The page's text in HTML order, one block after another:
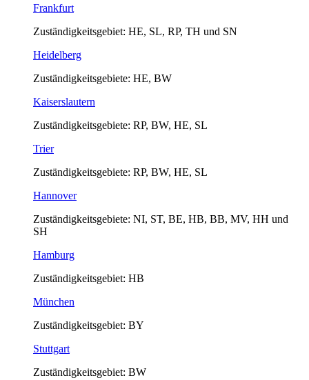
Frankfurt
Zuständigkeitsgebiet: HE, SL, RP, TH und SN
Heidelberg
Zuständigkeitsgebiete: HE, BW
Kaiserslautern
Zuständigkeitsgebiete: RP, BW, HE, SL
Trier
Zuständigkeitsgebiete: RP, BW, HE, SL
Hannover
Zuständigkeitsgebiete: NI, ST, BE, HB, BB, MV, HH und
SH
Hamburg
Zuständigkeitsgebiet: HB
München
Zuständigkeitsgebiet: BY
Stuttgart
Zuständigkeitsgebiet: BW